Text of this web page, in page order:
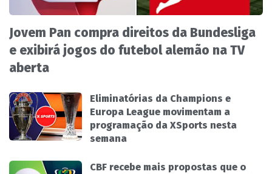
Jovem Pan compra direitos da Bundesliga
e exibirá jogos do futebol alemão na TV
aberta
Eliminatórias da Champions e
Europa League movimentam a
programação da XSports nesta
semana
CBF recebe mais propostas que o